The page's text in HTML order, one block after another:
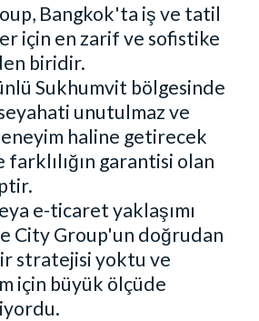
Bangkok'ta iş ve tatil
için en zarif ve sofistike
biridir.
Sukhumvit bölgesinde
unutulmaz ve
haline getirecek
garantisi olan
e-ticaret yaklaşımı
City Group'un doğrudan
stratejisi yoktu ve
için büyük ölçüde